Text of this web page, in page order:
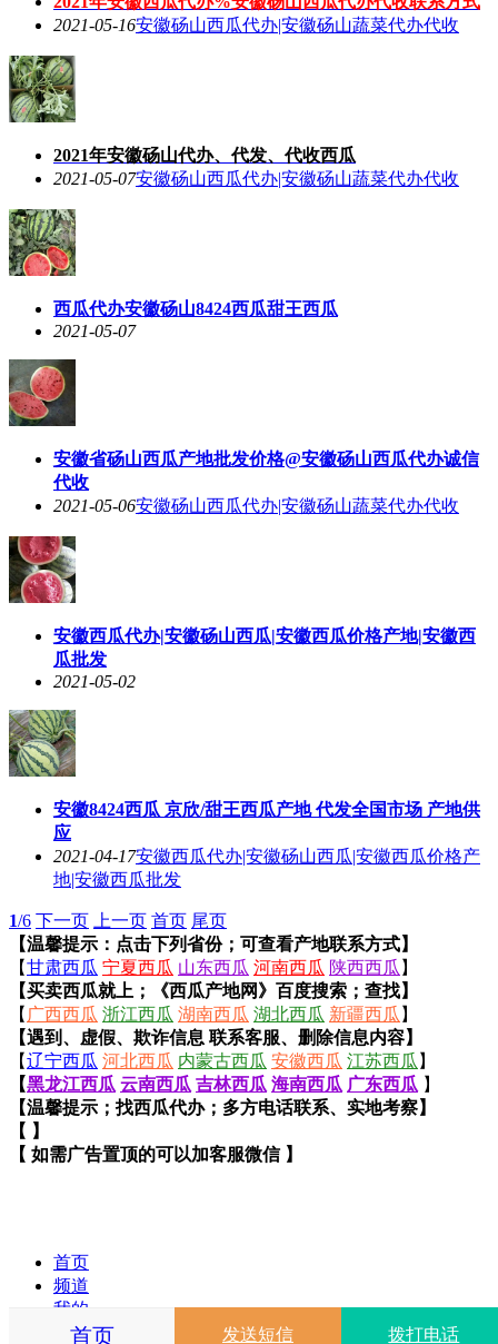
2021-05-16安徽砀山西瓜代办|安徽砀山蔬菜代办代收
2021年安徽砀山代办、代发、代收西瓜
2021-05-07安徽砀山西瓜代办|安徽砀山蔬菜代办代收
西瓜代办安徽砀山8424西瓜甜王西瓜
2021-05-07
安徽省砀山西瓜产地批发价格@安徽砀山西瓜代办诚信
代收
2021-05-06安徽砀山西瓜代办|安徽砀山蔬菜代办代收
安徽西瓜代办|安徽砀山西瓜|安徽西瓜价格产地|安徽西
瓜批发
2021-05-02
安徽8424西瓜 京欣/甜王西瓜产地 代发全国市场 产地供
应
2021-04-17安徽西瓜代办|安徽砀山西瓜|安徽西瓜价格产
地|安徽西瓜批发
1/6 下一页 上一页 首页 尾页
首页 发送短信 拨打电话
【温馨提示：点击下列省份；可查看产地联系方式】
【甘肃西瓜 宁夏西瓜 山东西瓜 河南西瓜 陕西西瓜 】
【买卖西瓜就上；《西瓜产地网》百度搜索；查找】
【 广西西瓜 浙江西瓜 湖南西瓜 湖北西瓜 新疆西瓜 】
【遇到、虚假、欺诈信息 联系客服、删除信息内容】
【辽宁西瓜 河北西瓜 内蒙古西瓜 安徽西瓜 江苏西瓜 】
【黑龙江西瓜 云南西瓜 吉林西瓜 海南西瓜 广东西瓜 】
【温馨提示；找西瓜代办；多方电话联系、实地考察】
【 】
【 如需广告置顶的可以加客服微信 】
首页
频道
我的
更多